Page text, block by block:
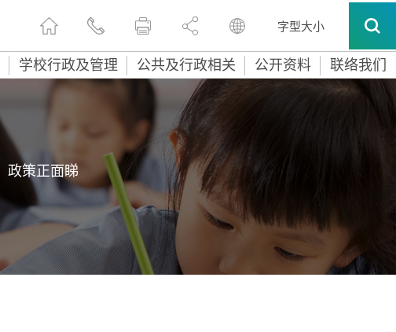
字型大小
学校行政及管理 公共及行政相关 公开资料 联络我们
政策正面睇